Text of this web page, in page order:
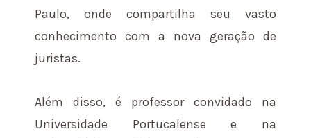
Paulo, onde compartilha seu vasto
conhecimento com a nova geração de
juristas.
Além disso, é professor convidado na
Universidade Portucalense e na